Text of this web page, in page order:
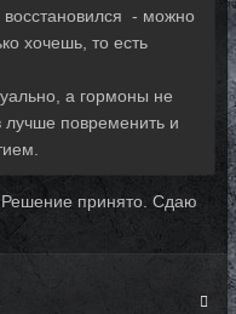
восстановился - можно
хочешь, то есть
а гормоны не
лучше повременить и
принято. Сдаю